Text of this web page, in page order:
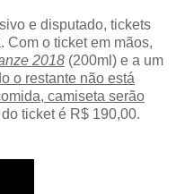
e disputado, tickets
Com o ticket em mãos,
2018 (200ml) e a um
o restante não está
camiseta serão
ticket é R$ 190,00.